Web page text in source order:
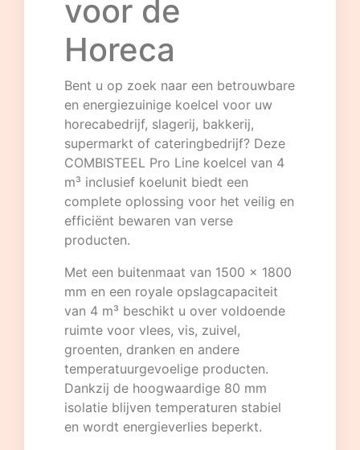
voor de
Horeca
Bent u op zoek naar een betrouwbare
en energiezuinige koelcel voor uw
horecabedrijf, slagerij, bakkerij,
supermarkt of cateringbedrijf? Deze
COMBISTEEL Pro Line koelcel van 4
m³ inclusief koelunit biedt een
complete oplossing voor het veilig en
efficiënt bewaren van verse
producten.
Met een buitenmaat van 1500 x 1800
mm en een royale opslagcapaciteit
van 4 m³ beschikt u over voldoende
ruimte voor vlees, vis, zuivel,
groenten, dranken en andere
temperatuurgevoelige producten.
Dankzij de hoogwaardige 80 mm
isolatie blijven temperaturen stabiel
en wordt energieverlies beperkt.